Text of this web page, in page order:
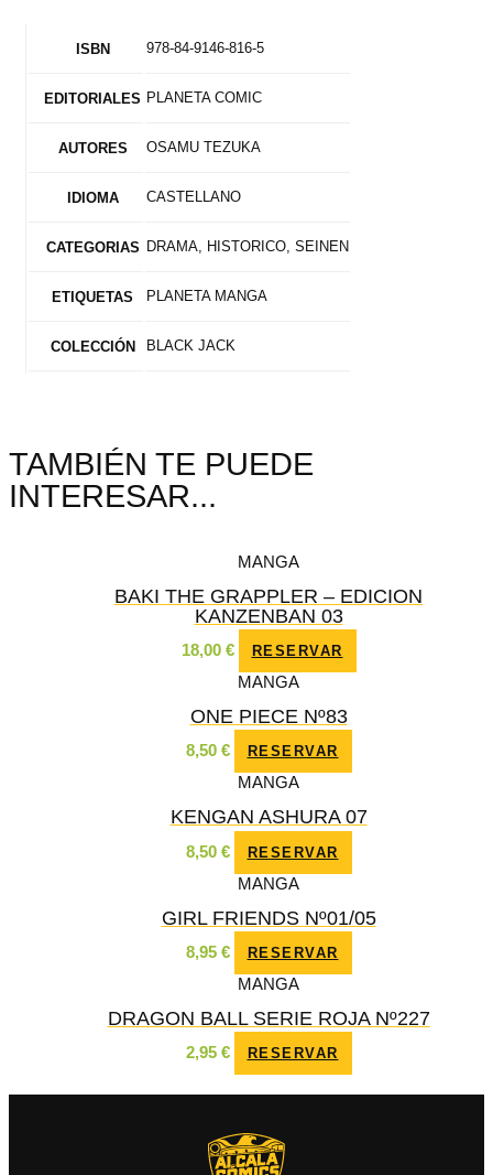
ISBN 978-84-9146-816-5
EDITORIALES PLANETA COMIC
AUTORES OSAMU TEZUKA
IDIOMA CASTELLANO
CATEGORIAS DRAMA, HISTORICO, SEINEN
ETIQUETAS PLANETA MANGA
COLECCIÓN BLACK JACK
TAMBIÉN TE PUEDE
INTERESAR...
MANGA
BAKI THE GRAPPLER – EDICION
KANZENBAN 03
18,00 € RESERVAR
MANGA
ONE PIECE Nº83
8,50 € RESERVAR
MANGA
KENGAN ASHURA 07
8,50 € RESERVAR
MANGA
GIRL FRIENDS Nº01/05
8,95 € RESERVAR
MANGA
DRAGON BALL SERIE ROJA Nº227
2,95 € RESERVAR